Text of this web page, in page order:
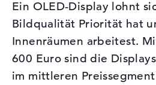
Ein OLED-Display lohnt
Bildqualität Priorität hat
Innenräumen arbeitest.
600 Euro sind die
im mittleren